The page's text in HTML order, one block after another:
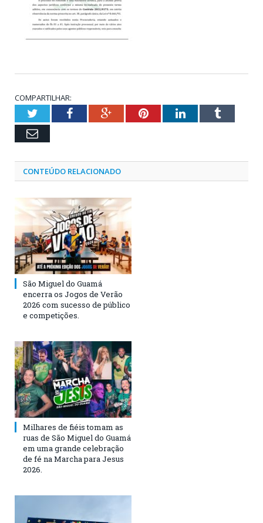
COMPARTILHAR:
TwitterFacebookGoogle+PinterestLinkedInTumblr
Email
CONTEÚDO RELACIONADO
São Miguel do Guamá
encerra os Jogos de Verão
2026 com sucesso de público
e competições.
Milhares de fiéis tomam as
ruas de São Miguel do Guamá
em uma grande celebração
de fé na Marcha para Jesus
2026.